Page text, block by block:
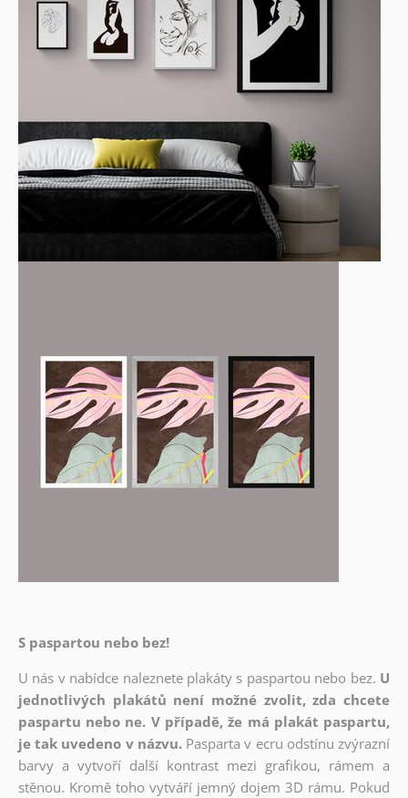
S paspartou nebo bez!
U nás v nabídce naleznete plakáty s paspartou nebo bez. U
jednotlivých plakátů není možné zvolit, zda chcete
paspartu nebo ne. V případě, že má plakát paspartu,
je tak uvedeno v názvu. Pasparta v ecru odstínu zvýrazní
barvy a vytvoří další kontrast mezi grafikou, rámem a
stěnou. Kromě toho vytváří jemný dojem 3D rámu. Pokud